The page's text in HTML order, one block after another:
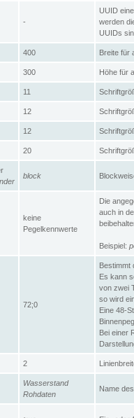
-
UUID
werden
UUIDs
400 Breite für
300 Höhe für
11
12
12
20
block
keine
Pegelkennwerte
Die
auch in
Beispiel:
72;0
Bestimmt
Es kann
von zwei
so wird
Eine 48-
Bei einer
2
Wasserstand
Rohdaten
Name